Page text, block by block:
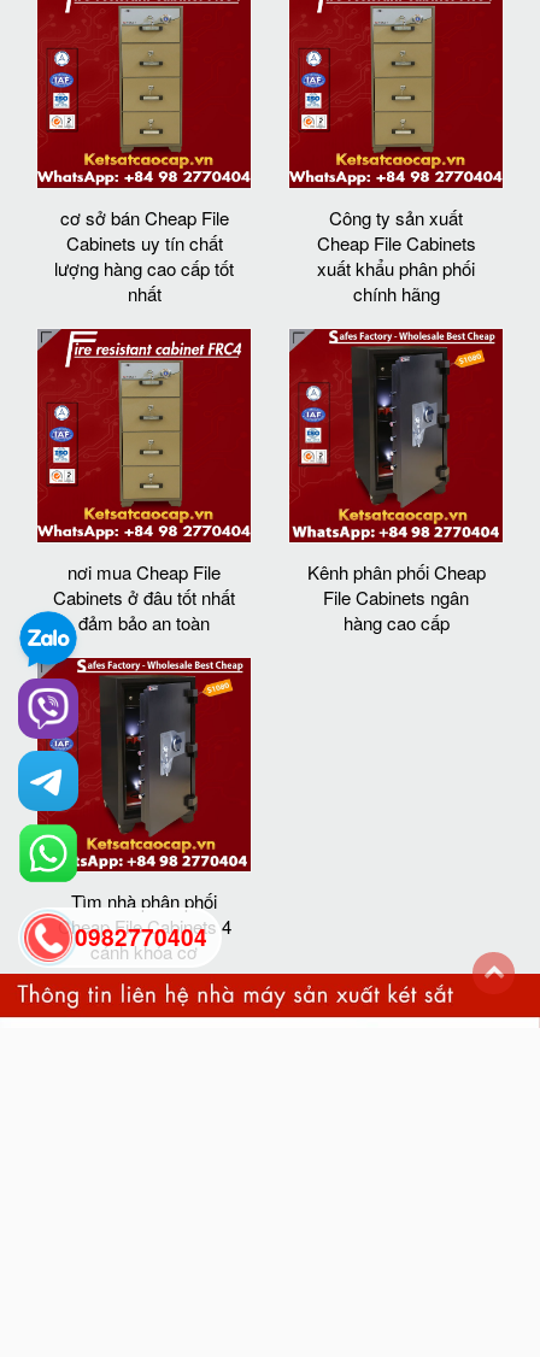
cơ sở bán Cheap File
Cabinets uy tín chất
lượng hàng cao cấp tốt
nhất
Công ty sản xuất
Cheap File Cabinets
xuất khẩu phân phối
chính hãng
nơi mua Cheap File
Cabinets ở đâu tốt nhất
đảm bảo an toàn
Kênh phân phối Cheap
File Cabinets ngân
hàng cao cấp
Tìm nhà phân phối
Cheap File Cabinets 4
cánh khóa cơ
0982770404
back